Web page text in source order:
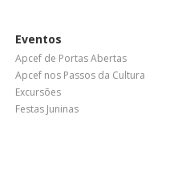
Eventos
Apcef de Portas Abertas
Apcef nos Passos da Cultura
Excursões
Festas Juninas